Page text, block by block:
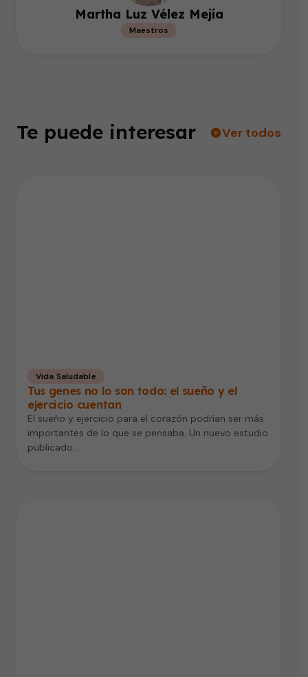
Martha Luz Vélez Mejía
Maestros
Te puede interesar Ver todos
Vida Saludable
Tus genes no lo son todo: el sueño y el
ejercicio cuentan
El sueño y ejercicio para el corazón podrían ser más
importantes de lo que se pensaba. Un nuevo estudio
publicado…